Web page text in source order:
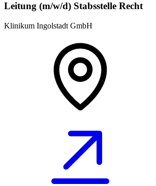
Leitung (m/w/d) Stabsstelle Recht
Klinikum Ingolstadt GmbH